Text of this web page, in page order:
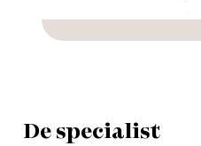
De specialist